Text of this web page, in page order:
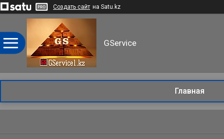
Создать сайт на Satu.kz
GService
Главная